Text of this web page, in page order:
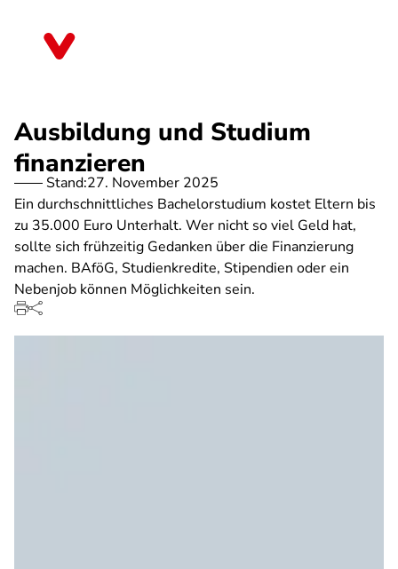
Ausbildung und Studium
finanzieren
Stand:27. November 2025
Ein durchschnittliches Bachelorstudium kostet Eltern bis
zu 35.000 Euro Unterhalt. Wer nicht so viel Geld hat,
sollte sich frühzeitig Gedanken über die Finanzierung
machen. BAföG, Studienkredite, Stipendien oder ein
Nebenjob können Möglichkeiten sein.